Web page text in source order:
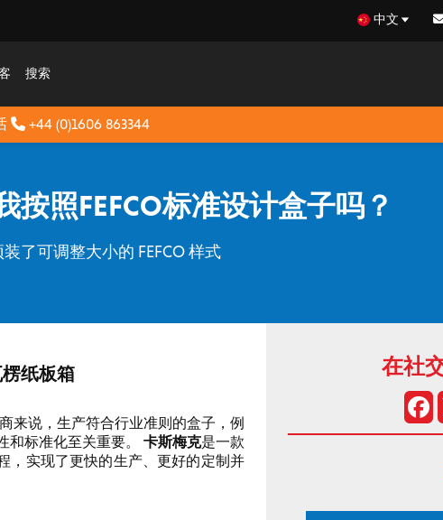
中文
搜索
+44 (0)1606 863344
按照FEFCO标准设计盒子吗？
装了可调整大小的 FEFCO 样式
楞纸板箱
来说，生产符合行业准则的盒子，例
和标准化至关重要。 卡斯梅克是一款
，实现了更快的生产、更好的定制并
在社